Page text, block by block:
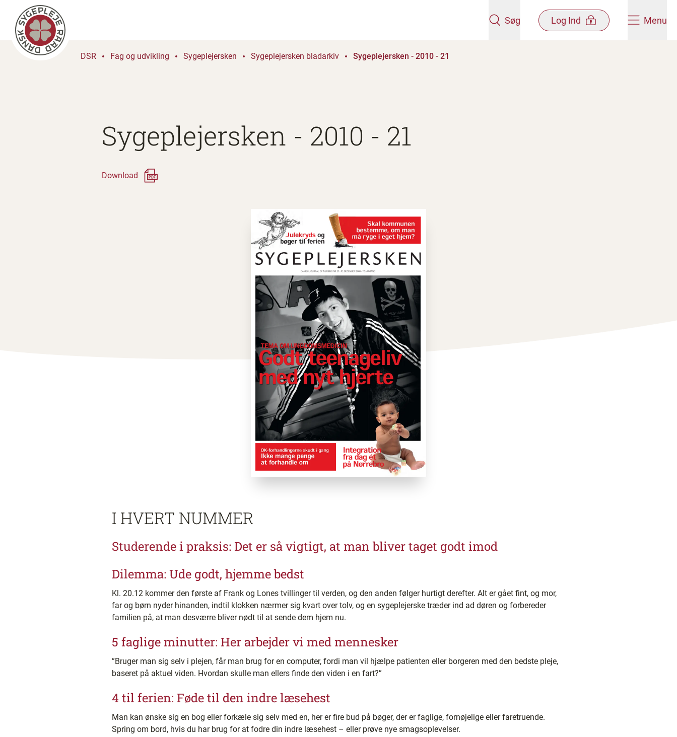
Søg Log Ind Menu
DSR Fag og udvikling Sygeplejersken Sygeplejersken bladarkiv Sygeplejersken - 2010 - 21
Sygeplejersken - 2010 - 21
Download
I HVERT NUMMER
Studerende i praksis: Det er så vigtigt, at man bliver taget godt imod
Dilemma: Ude godt, hjemme bedst
Kl. 20.12 kommer den første af Frank og Lones tvillinger til verden, og den anden følger hurtigt derefter. Alt er gået fint, og mor,
far og børn nyder hinanden, indtil klokken nærmer sig kvart over tolv, og en sygeplejerske træder ind ad døren og forbereder
familien på, at man desværre bliver nødt til at sende dem hjem nu.
5 faglige minutter: Her arbejder vi med mennesker
”Bruger man sig selv i plejen, får man brug for en computer, fordi man vil hjælpe patienten eller borgeren med den bedste pleje,
baseret på aktuel viden. Hvordan skulle man ellers finde den viden i en fart?”
4 til ferien: Føde til den indre læsehest
Man kan ønske sig en bog eller forkæle sig selv med en, her er fire bud på bøger, der er faglige, fornøjelige eller faretruende.
Spring om bord, hvis du har brug for at fodre din indre læsehest – eller prøve nye smagsoplevelser.